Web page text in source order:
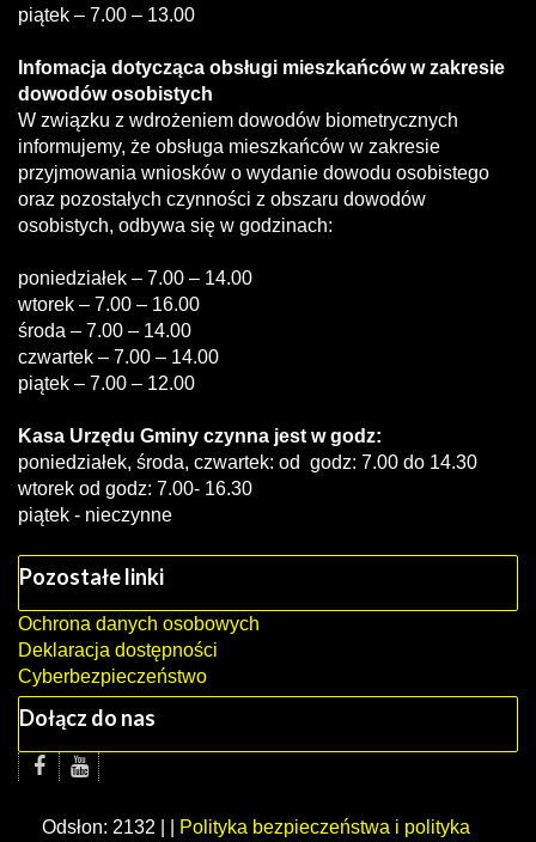
piątek – 7.00 – 13.00
Infomacja dotycząca obsługi mieszkańców w zakresie
dowodów osobistych
W związku z wdrożeniem dowodów biometrycznych
informujemy, że obsługa mieszkańców w zakresie
przyjmowania wniosków o wydanie dowodu osobistego
oraz pozostałych czynności z obszaru dowodów
osobistych, odbywa się w godzinach:
poniedziałek – 7.00 – 14.00
wtorek – 7.00 – 16.00
środa – 7.00 – 14.00
czwartek – 7.00 – 14.00
piątek – 7.00 – 12.00
Kasa Urzędu Gminy czynna jest w godz:
poniedziałek, środa, czwartek: od godz: 7.00 do 14.30
wtorek od godz: 7.00- 16.30
piątek - nieczynne
Pozostałe linki
Ochrona danych osobowych
Deklaracja dostępności
Cyberbezpieczeństwo
Dołącz do nas
Odsłon: 2132 | |
Polityka bezpieczeństwa i polityka